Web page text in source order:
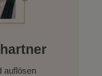
auflösen